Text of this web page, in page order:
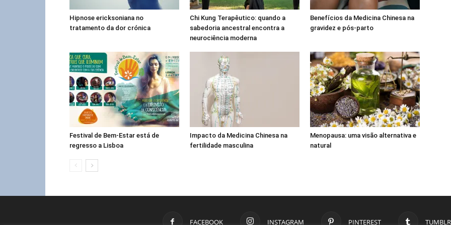
Hipnose ericksoniana no
tratamento da dor crónica
Chi Kung Terapêutico: quando a
sabedoria ancestral encontra a
neurociência moderna
Benefícios da Medicina Chinesa na
gravidez e pós-parto
Festival de Bem-Estar está de
regresso a Lisboa
Impacto da Medicina Chinesa na
fertilidade masculina
Menopausa: uma visão alternativa e
natural
FACEBOOK INSTAGRAM PINTEREST TUMBLR